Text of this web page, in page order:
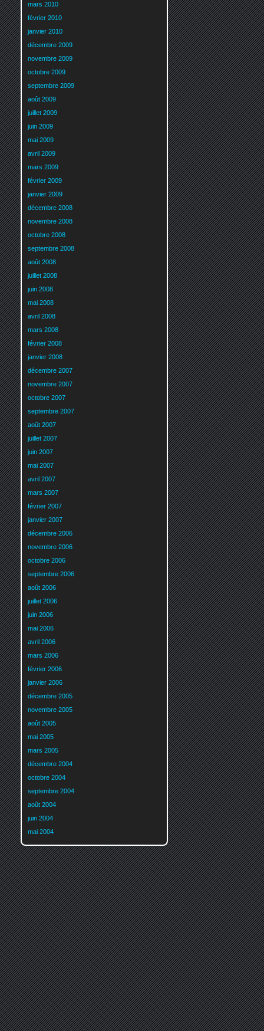
mars 2010
février 2010
janvier 2010
décembre 2009
novembre 2009
octobre 2009
septembre 2009
août 2009
juillet 2009
juin 2009
mai 2009
avril 2009
mars 2009
février 2009
janvier 2009
décembre 2008
novembre 2008
octobre 2008
septembre 2008
août 2008
juillet 2008
juin 2008
mai 2008
avril 2008
mars 2008
février 2008
janvier 2008
décembre 2007
novembre 2007
octobre 2007
septembre 2007
août 2007
juillet 2007
juin 2007
mai 2007
avril 2007
mars 2007
février 2007
janvier 2007
décembre 2006
novembre 2006
octobre 2006
septembre 2006
août 2006
juillet 2006
juin 2006
mai 2006
avril 2006
mars 2006
février 2006
janvier 2006
décembre 2005
novembre 2005
août 2005
mai 2005
mars 2005
décembre 2004
octobre 2004
septembre 2004
août 2004
juin 2004
mai 2004